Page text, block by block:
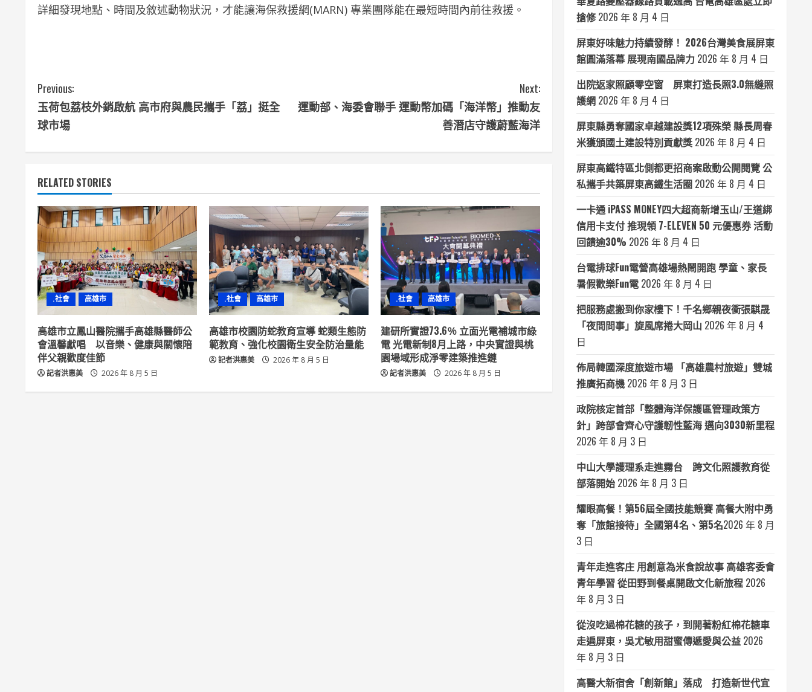
詳細發現地點、時間及敘述動物狀況，才能讓海保救援網(MARN) 專業團隊能在最短時間內前往救援。
C
o
i
n
u
e
R
e
a
d
i
Previous:
玉荷包荔枝外銷啟航 高市府與農民攜手「荔」挺全
球市場
Next:
運動部、海委會聯手 運動幣加碼「海洋幣」推動友
善潛店守護蔚藍海洋
RELATED STORIES
.社會 高雄市
高雄市立鳳山醫院攜手高雄縣醫師公
會溫馨獻唱 以音樂、健康與關懷陪
伴父親歡度佳節
記者洪惠美 2026 年 8 月 5 日
.社會 高雄市
高雄市校園防蛇教育宣導 蛇類生態防
範教育、強化校園衛生安全防治量能
記者洪惠美 2026 年 8 月 5 日
.社會 高雄市
建研所實證73.6％ 立面光電補城市綠
電 光電新制8月上路，中央實證與桃
園場域形成淨零建築推進鏈
記者洪惠美 2026 年 8 月 5 日
搶修 2026 年 8 月 4 日
屏東好味魅力持續發酵！ 2026台灣美食展屏東
館圓滿落幕 展現南國品牌力 2026 年 8 月 4 日
出院返家照顧零空窗 屏東打造長照3.0無縫照
護網 2026 年 8 月 4 日
屏東縣勇奪國家卓越建設獎12項殊榮 縣長周春
米獲頒國土建設特別貢獻獎 2026 年 8 月 4 日
屏東高鐵特區北側都更招商案啟動公開閱覽 公
私攜手共築屏東高鐵生活圈 2026 年 8 月 4 日
一卡通 iPASS MONEY四大超商新增玉山/王道綁
信用卡支付 推現領 7-ELEVEN 50 元優惠券 活動
回饋逾30% 2026 年 8 月 4 日
台電排球Fun電營高雄場熱鬧開跑 學童、家長
暑假歡樂Fun電 2026 年 8 月 4 日
把服務處搬到你家樓下！千名鄉親夜衝張騏晟
「夜間問事」旋風席捲大岡山 2026 年 8 月 4
日
佈局韓國深度旅遊市場 「高雄農村旅遊」雙城
推廣拓商機 2026 年 8 月 3 日
政院核定首部「整體海洋保護區管理政策方
針」跨部會齊心守護韌性藍海 邁向3030新里程
2026 年 8 月 3 日
中山大學護理系走進霧台 跨文化照護教育從
部落開始 2026 年 8 月 3 日
耀眼高餐！第56屆全國技能競賽 高餐大附中勇
奪「旅館接待」全國第4名、第5名​2026 年 8 月
3 日
青年走進客庄 用創意為米食說故事 高雄客委會
青年學習 從田野到餐桌開啟文化新旅程 2026
年 8 月 3 日
從沒吃過棉花糖的孩子，到開著粉紅棉花糖車
走遍屏東，吳尤敏用甜蜜傳遞愛與公益 2026
年 8 月 3 日
高醫大新宿舍「創新館」落成 打造新世代宜